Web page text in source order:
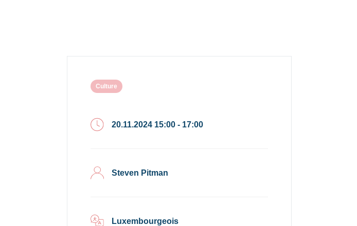
Culture
20.11.2024 15:00 - 17:00
Steven Pitman
Luxembourgeois